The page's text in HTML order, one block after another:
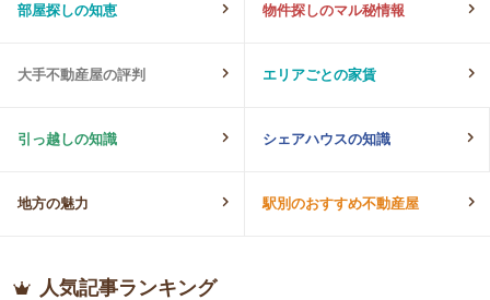
部屋探しの知恵 物件探しのマル秘情報
大手不動産屋の評判 エリアごとの家賃
引っ越しの知識 シェアハウスの知識
地方の魅力 駅別のおすすめ不動産屋
人気記事ランキング